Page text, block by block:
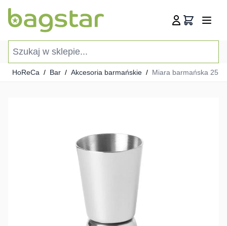
Koszyk
HoReCa / Bar / Akcesoria barmańskie / Miara barmańska